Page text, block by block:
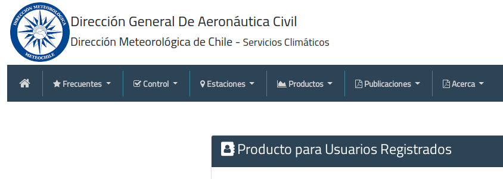
Frecuentes Control Estaciones Productos Publicaciones Acerca
Producto para Usuarios Registrados